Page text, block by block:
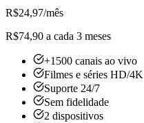
R$24,97/mês
R$74,90 a cada 3 meses
+1500 canais ao vivo
Filmes e séries HD/4K
Suporte 24/7
Sem fidelidade
2 dispositivos